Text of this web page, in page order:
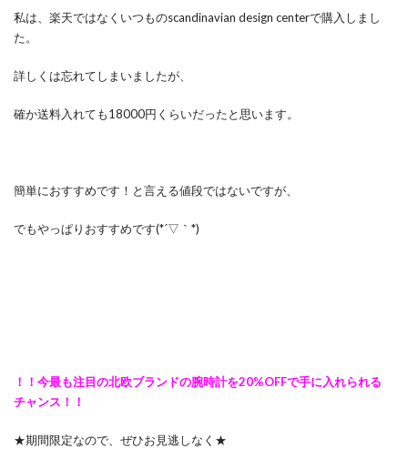
私は、楽天ではなくいつものscandinavian design centerで購入しまし
た。
詳しくは忘れてしまいましたが、
確か送料入れても18000円くらいだったと思います。
簡単におすすめです！と言える値段ではないですが、
でもやっぱりおすすめです(*´▽｀*)
！！今最も注目の北欧ブランドの腕時計を20%OFFで手に入れられる
チャンス！！
★期間限定なので、ぜひお見逃しなく★